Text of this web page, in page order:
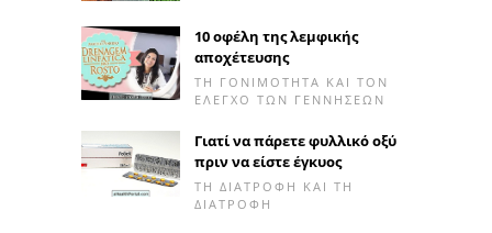
10 οφέλη της λεμφικής
αποχέτευσης
ΤΗ ΓΟΝΙΜΌΤΗΤΑ ΚΑΙ ΤΟΝ
ΈΛΕΓΧΟ ΤΩΝ ΓΕΝΝΉΣΕΩΝ
Γιατί να πάρετε φυλλικό οξύ
πριν να είστε έγκυος
ΤΗ ΔΙΑΤΡΟΦΉ ΚΑΙ ΤΗ
ΔΙΑΤΡΟΦΉ